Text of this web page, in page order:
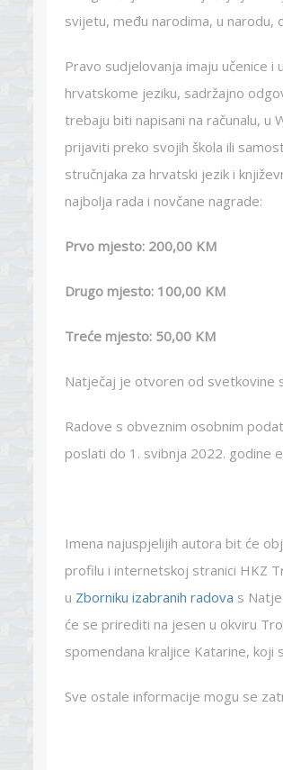
svijetu, među narodima, u narodu,
Pravo sudjelovanja imaju učenice i
hrvatskome jeziku, sadržajno
trebaju biti napisani na računalu, u
prijaviti preko svojih škola ili
stručnjaka za hrvatski jezik i
najbolja rada i novčane nagrade:
Prvo mjesto: 200,00 KM
Drugo mjesto: 100,00 KM
Treće mjesto: 50,00 KM
Natječaj je otvoren od svetkovine
Radove s obveznim osobnim
poslati do 1. svibnja 2022. godine
Imena najuspjelijih autora bit će
profilu i internetskoj stranici HKZ
u Zborniku izabranih radova s
će se prirediti na jesen u okviru
spomendana kraljice Katarine, koji
Sve ostale informacije mogu se